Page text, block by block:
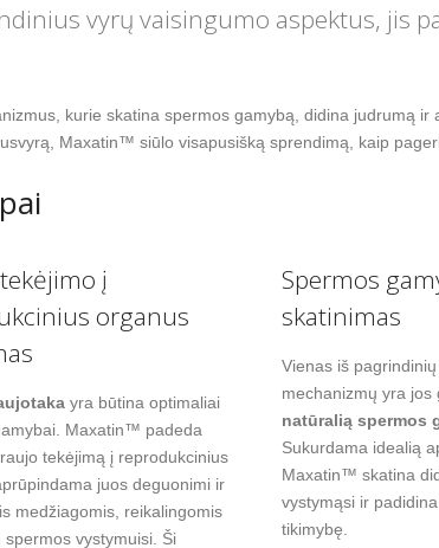
vyrų vaisingumo aspektus, jis
kurie skatina spermos gamybą, didina judrumą
Maxatin™ siūlo visapusišką sprendimą, kaip
į
organus
yra būtina optimaliai
Maxatin™ padeda
tekėjimą į reprodukcinius
juos deguonimi ir
medžiagomis, reikalingomis
spermos vystymuisi. Ši
Spermos
skatinimas
Vienas iš
mechanizmų yra jos
natūralią spermos
Sukurdama idealią
Maxatin™ skatina
vystymąsi ir
tikimybę.